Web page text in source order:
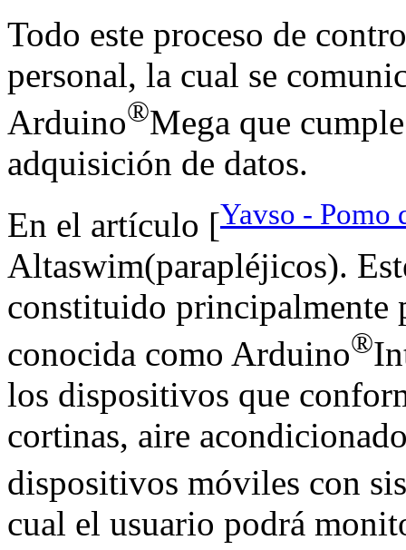
Todo este proceso de
personal, la cual se
Arduino®Mega que
adquisición de datos.
En el artículo [Yavso - Pomo
Altaswim(parapléjicos).
constituido principalmente
conocida como Arduino®
los dispositivos que
cortinas, aire
dispositivos móviles con
cual el usuario podrá